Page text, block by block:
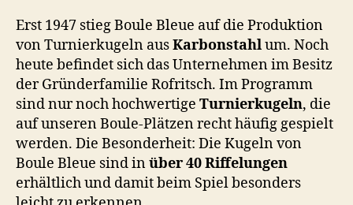
Erst 1947 stieg Boule Bleue auf die Produktion
von Turnierkugeln ausKarbonstahlum. Noch
heute befindet sich das Unternehmen im Besitz
der Gründerfamilie Rofritsch. Im Programm
sind nur noch hochwertige Turnierkugeln, die
auf unseren Boule-Plätzen recht häufig gespielt
werden. Die Besonderheit: Die Kugeln von
Boule Bleue sind inüber 40 Riffelungen
erhältlich und damit beim Spiel besonders